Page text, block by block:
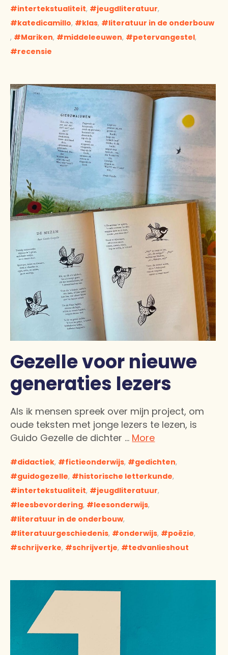
intertekstualiteit, jeugdliteratuur,
katedicamillo, klas,
literatuur in de onderbouw
,
Mariken, middeleeuwen, petervangestel,
recensie
Gezelle voor nieuwe
generaties lezers
Als ik mensen spreek over mijn project, om
oude teksten met jonge lezers te lezen, is
Guido Gezelle de dichter … More
didactiek, fictieonderwijs, gedichten,
guidogezelle, historische letterkunde,
intertekstualiteit, jeugdliteratuur,
leesbevordering, leesonderwijs,
literatuur in de onderbouw,
literatuurgeschiedenis, onderwijs, poëzie,
schrijverke, schrijvertje, tedvanlieshout